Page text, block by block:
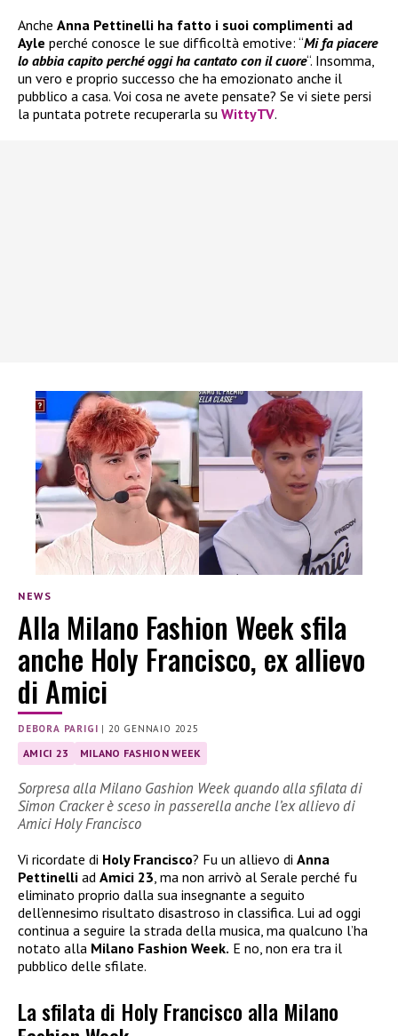
Anche Anna Pettinelli ha fatto i suoi complimenti ad
Ayle perché conosce le sue difficoltà emotive: “Mi fa piacere
lo abbia capito perché oggi ha cantato con il cuore“. Insomma,
un vero e proprio successo che ha emozionato anche il
pubblico a casa. Voi cosa ne avete pensate? Se vi siete persi
la puntata potrete recuperarla su WittyTV.
NEWS
Alla Milano Fashion Week sfila
anche Holy Francisco, ex allievo
di Amici
DEBORA PARIGI | 20 GENNAIO 2025
AMICI 23 MILANO FASHION WEEK
Sorpresa alla Milano Gashion Week quando alla sfilata di
Simon Cracker è sceso in passerella anche l’ex allievo di
Amici Holy Francisco
Vi ricordate di Holy Francisco? Fu un allievo di Anna
Pettinelli ad Amici 23, ma non arrivò al Serale perché fu
eliminato proprio dalla sua insegnante a seguito
dell’ennesimo risultato disastroso in classifica. Lui ad oggi
continua a seguire la strada della musica, ma qualcuno l’ha
notato alla Milano Fashion Week. E no, non era tra il
pubblico delle sfilate.
La sfilata di Holy Francisco alla Milano